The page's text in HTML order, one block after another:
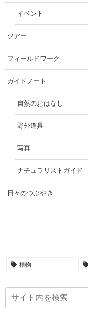
イベント
ツアー
フィールドワーク
ガイドノート
自然のおはなし
野外道具
写真
ナチュラリストガイド
日々のつぶやき
植物